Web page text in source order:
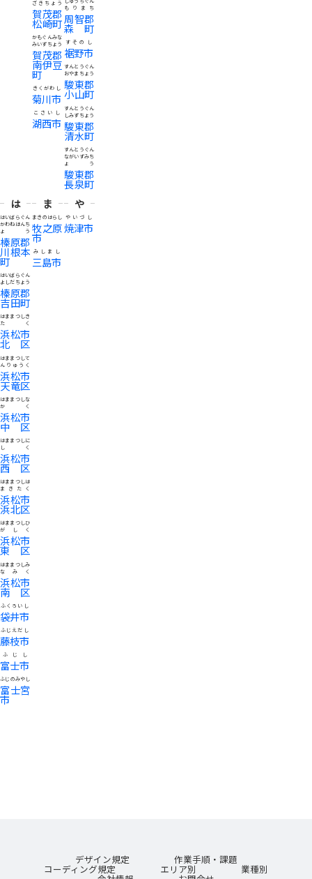
賀茂郡
松崎町
ざきちょう
賀茂郡
南伊豆
町
かもぐんみな
みいずちょう
菊川市
きくがわし
湖西市
こさいし
周智郡
森町
もりまち
裾野市
すそのし
駿東郡
小山町
すんとうぐん
おやまちょう
駿東郡
清水町
すんとうぐん
しみずちょう
駿東郡
長泉町
すんとうぐん
ながいずみち
ょう
は
榛原郡
川根本
町
はいばらぐん
かわねほんち
ょう
榛原郡
吉田町
はいばらぐん
よしだちょう
浜松市
北区
はままつしき
たく
浜松市
天竜区
はままつして
んりゅうく
浜松市
中区
はままつしな
かく
浜松市
西区
はままつしに
しく
浜松市
浜北区
はままつしは
まきたく
浜松市
東区
はままつしひ
がしく
浜松市
南区
はままつしみ
なみく
袋井市
ふくろいし
藤枝市
ふじえだし
富士市
ふじし
富士宮
市
ふじのみやし
ま
牧之原
市
まきのはらし
三島市
みしまし
や
焼津市
やいづし
デザイン規定 作業手順・課題
コーディング規定 エリア別 業種別